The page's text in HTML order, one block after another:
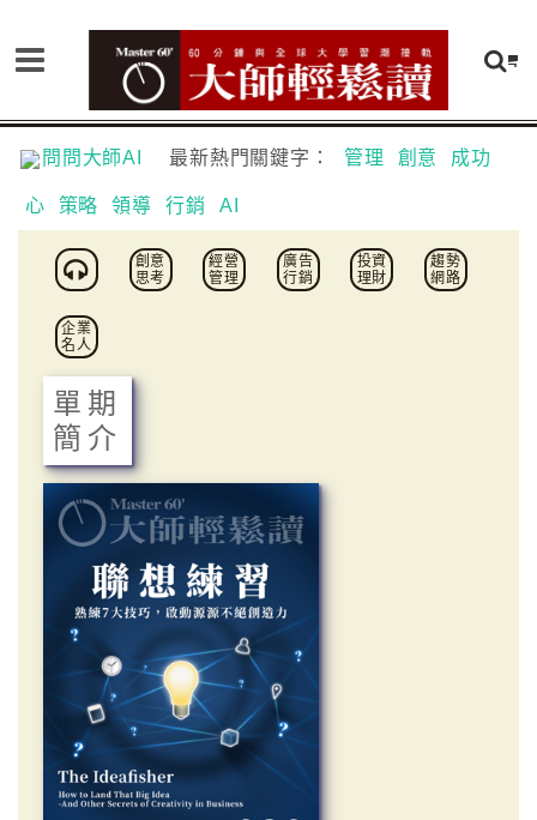
問問大師AI 最新熱門關鍵字： 管理 創意 成功
心 策略 領導 行銷 AI
創意
思考
經營
管理
廣告
行銷
投資
理財
趨勢
網路
企業
名人
單期
簡介